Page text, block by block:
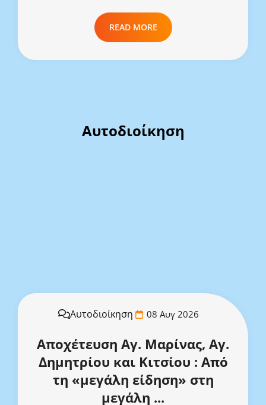
READ MORE
Αυτοδιοίκηση
Αυτοδιοίκηση 08 Αυγ 2026
Αποχέτευση Αγ. Μαρίνας, Αγ.
Δημητρίου και Κιτσίου : Από
τη «μεγάλη είδηση» στη
μεγάλη ...